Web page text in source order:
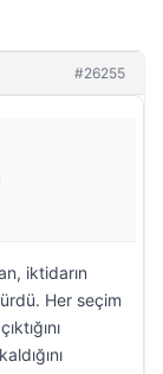
#26255
iktidarın
Her seçim